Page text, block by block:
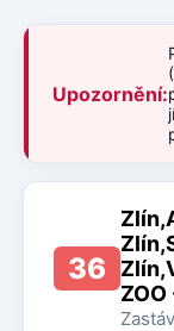
Upozornění:
36